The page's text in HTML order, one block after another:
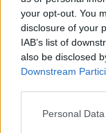
your opt-out. You
disclosure of your
IAB’s list of
also be disclosed
Downstream
Personal
Αυτή τη φορά
της